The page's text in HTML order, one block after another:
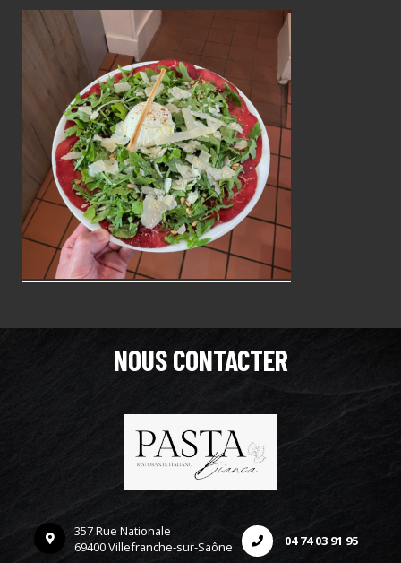
NOUS CONTACTER
357 Rue Nationale
69400 Villefranche-sur-Saône
04 74 03 91 95